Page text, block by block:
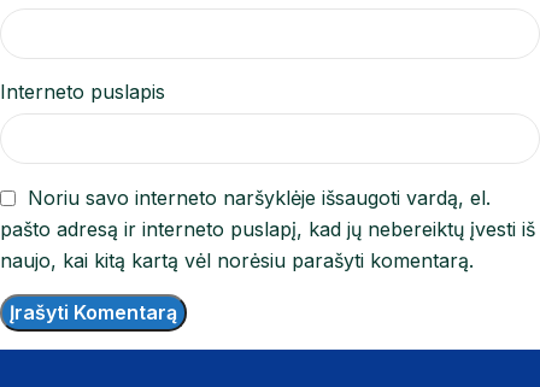
Interneto puslapis
Noriu savo interneto naršyklėje išsaugoti vardą, el.
pašto adresą ir interneto puslapį, kad jų nebereiktų įvesti iš
naujo, kai kitą kartą vėl norėsiu parašyti komentarą.